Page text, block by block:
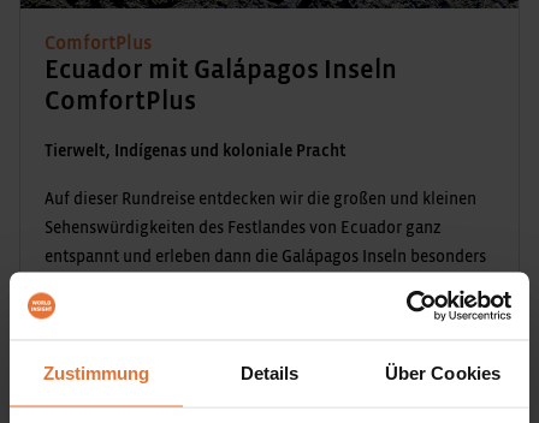
Zustimmung Details Über Cookies
ComfortPlus
Ecuador mit Galápagos Inseln
ComfortPlus
Tierwelt, Indígenas und koloniale Pracht
Auf dieser Rundreise entdecken wir die großen und kleinen
Sehenswürdigkeiten des Festlandes von Ecuador ganz
entspannt und erleben dann die Galápagos Inseln besonders
ab € 4.399,-
DETAILS & BUCHEN